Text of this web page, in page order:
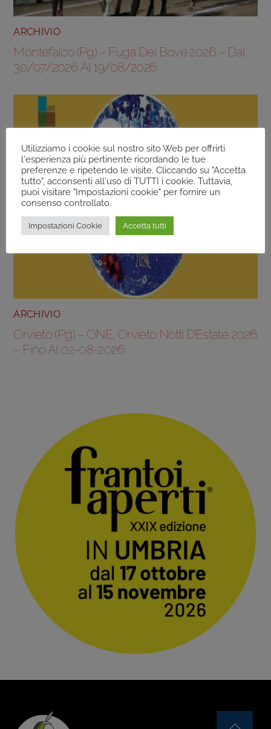
ARCHIVIO
Montefalco (Pg) – Fuga Del Bove 2026 – Dal
30/07/2026 Al 19/08/2026
ARCHIVIO
Orvieto (Pg) – ONE, Orvieto Notti D’Estate 2026
– Fino Al 02-08-2026
Utilizziamo i cookie sul nostro sito Web per offrirti
l'esperienza più pertinente ricordando le tue
preferenze e ripetendo le visite. Cliccando su "Accetta
tutto", acconsenti all'uso di TUTTI i cookie. Tuttavia,
puoi visitare "Impostazioni cookie" per fornire un
consenso controllato.
Impostazioni Cookie Accetta tutti